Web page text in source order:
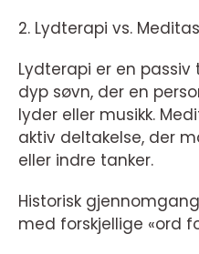
2. Lydterapi vs.
Lydterapi er en
dyp søvn, der en
lyder eller musikk.
aktiv deltakelse, der
eller indre tanker.
Historisk
med forskjellige «ord